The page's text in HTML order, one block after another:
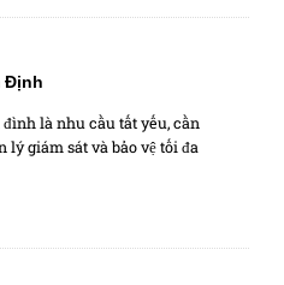
Định
là nhu cầu tất yếu, cần
giám sát và bảo vệ tối đa